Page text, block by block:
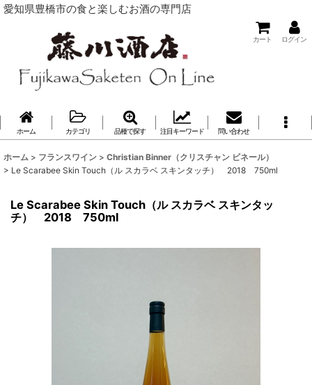
愛知県豊橋市の食と楽しむお酒の専門店
カート ログイン
ホーム カテゴリ 品種で探す 注目キーワード 問い合わせ
ホーム > フランスワイン > Christian Binner（クリスチャン ビネール）
> Le Scarabee Skin Touch（ル スカラベ スキンタッチ） 2018 750ml
Le Scarabee Skin Touch（ル スカラベ スキンタッ
チ） 2018 750ml